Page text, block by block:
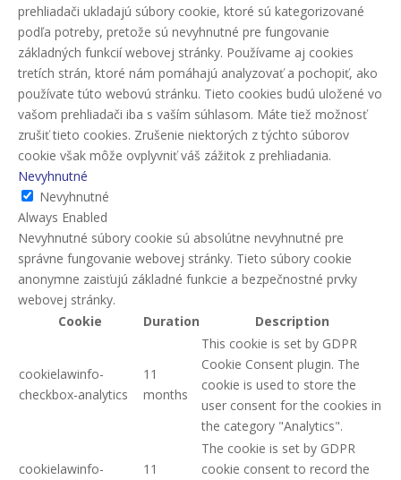
prehliadači ukladajú súbory cookie, ktoré sú kategorizované
podľa potreby, pretože sú nevyhnutné pre fungovanie
základných funkcií webovej stránky. Používame aj cookies
tretích strán, ktoré nám pomáhajú analyzovať a pochopiť, ako
používate túto webovú stránku. Tieto cookies budú uložené vo
vašom prehliadači iba s vaším súhlasom. Máte tiež možnosť
zrušiť tieto cookies. Zrušenie niektorých z týchto súborov
cookie však môže ovplyvniť váš zážitok z prehliadania.
Nevyhnutné
Nevyhnutné
Always Enabled
Nevyhnutné súbory cookie sú absolútne nevyhnutné pre
správne fungovanie webovej stránky. Tieto súbory cookie
anonymne zaisťujú základné funkcie a bezpečnostné prvky
webovej stránky.
Cookie
Duration Description
cookielawinfo-
checkbox-analytics
11
months
This cookie is set by GDPR
Cookie Consent plugin. The
cookie is used to store the
user consent for the cookies in
the category "Analytics".
cookielawinfo-
11
The cookie is set by GDPR
cookie consent to record the